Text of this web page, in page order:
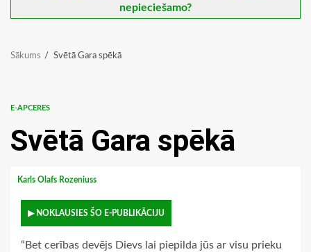
nepieciešamo?
Sākums Svētā Gara spēkā
E-APCERES
Svētā Gara spēkā
Karls Olafs Rozeniuss
▶ NOKLAUSIES ŠO E-PUBLIKĀCIJU
“Bet cerības devējs Dievs lai piepilda jūs ar visu prieku